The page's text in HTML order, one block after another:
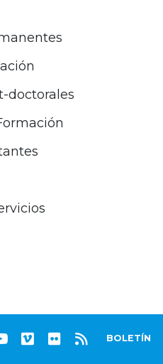
doctorales
BOLETÍN